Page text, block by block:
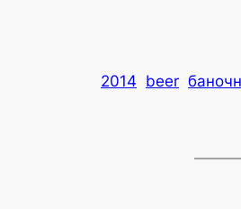
2014 beer